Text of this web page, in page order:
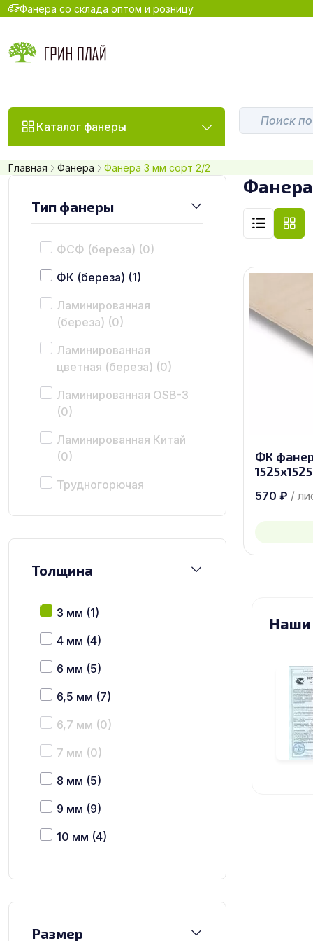
Фанера со склада оптом и розницу
Каталог фанеры
Главная Фанера Фанера 3 мм сорт 2/2
Тип фанеры
ФСФ (береза) (0)
ФК (береза) (1)
Ламинированная
(береза) (0)
Ламинированная
цветная (береза) (0)
Ламинированная OSB-3
(0)
Ламинированная Китай
(0)
Трудногорючая
Толщина
3 мм (1)
4 мм (4)
6 мм (5)
6,5 мм (7)
6,7 мм (0)
7 мм (0)
8 мм (5)
9 мм (9)
10 мм (4)
Размер
ФК
570 ₽ /
Наши